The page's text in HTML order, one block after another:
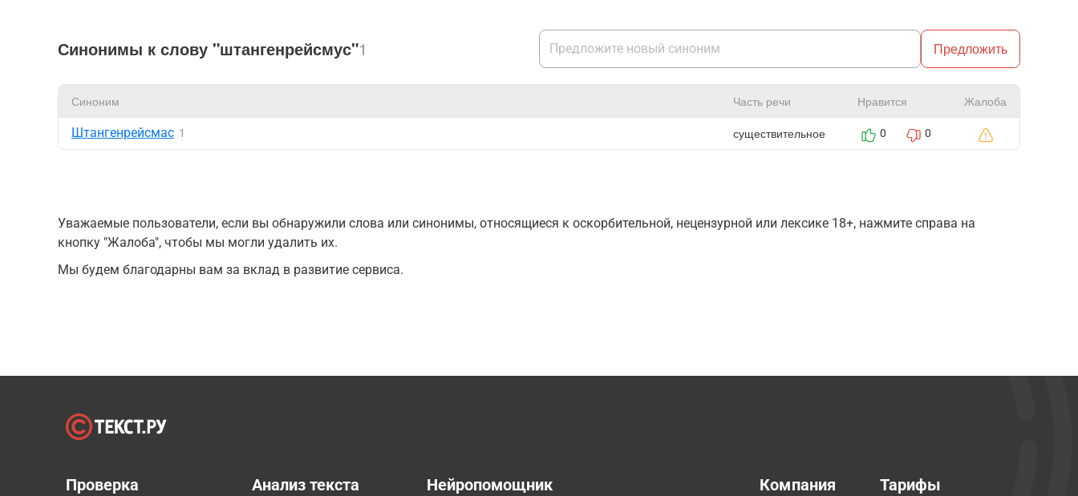
Синонимы к слову "штангенрейсмус"1 Предложить
Синоним Часть речи Нравится Жалоба
Штангенрейсмас 1 существительное 0 0
Уважаемые пользователи, если вы обнаружили слова или синонимы, относящиеся к оскорбительной, нецензурной или лексике 18+, нажмите справа на
кнопку "Жалоба", чтобы мы могли удалить их.
Мы будем благодарны вам за вклад в развитие сервиса.
Проверка
Анализ текста Нейропомощник Компания Тарифы